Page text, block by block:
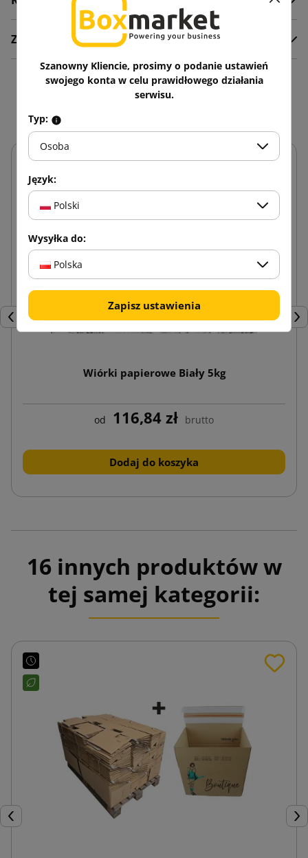
Załączniki
Zobacz także
Poprzedni
Wiórki papierowe Biały 5kg
od 116,84 zł brutto
Dodaj do koszyka
16 innych produktów w
tej samej kategorii:
Poprzedni
Szanowny Kliencie, prosimy o podanie ustawień
swojego konta w celu prawidłowego działania
serwisu.
Typ:
Osoba
Język:
Polski
Wysyłka do:
Polska
Zapisz ustawienia